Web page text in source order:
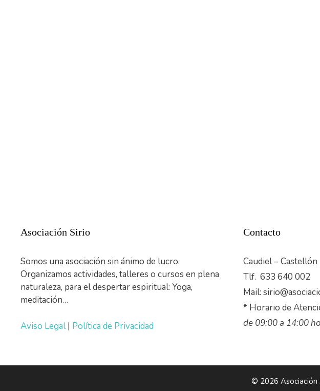
Asociación Sirio
Somos una asociación sin ánimo de lucro.
Organizamos actividades, talleres o cursos en plena
naturaleza, para el despertar espiritual: Yoga,
meditación…
Aviso Legal| Política de Privacidad
Contacto
Caudiel – Castellón
Tlf. 633 640 002
Mail:
* Horario de
de 09:00 a 14:00
© 2026 Asociación